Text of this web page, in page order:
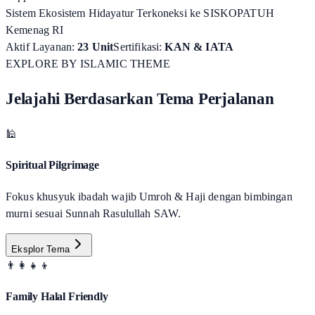
Sistem Ekosistem Hidayatur Terkoneksi ke SISKOPATUH
Kemenag RI
Aktif Layanan:23 UnitSertifikasi:KAN & IATA
EXPLORE BY ISLAMIC THEME
Jelajahi Berdasarkan Tema Perjalanan
🕌
Spiritual Pilgrimage
Fokus khusyuk ibadah wajib Umroh & Haji dengan bimbingan
murni sesuai Sunnah Rasulullah SAW.
Eksplor Tema
👨‍👩‍👧‍👦
Family Halal Friendly